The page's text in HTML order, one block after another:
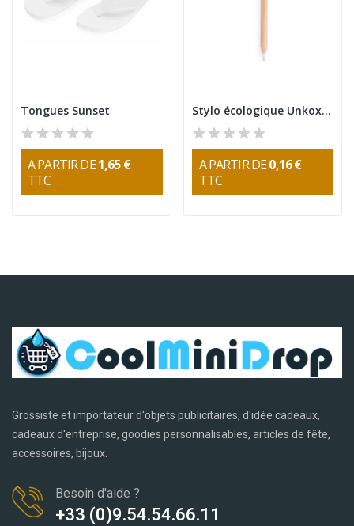
Tongues Sunset
A PARTIR DE1,65 €
TTC
Stylo écologique Unkox en bambou
A PARTIR DE0,16 €
TTC
Grossiste et importateur d'objets publicitaires, d'idée cadeaux,
cadeaux d'entreprise, goodies personnalisables, articles de fête,
accessoires, bijoux.
Besoin d'aide ?
+33 (0)9.54.54.66.11